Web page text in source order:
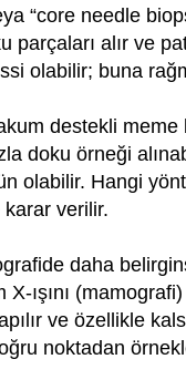
“core needle
parçaları alır ve
olabilir; buna
destekli
doku örneği
olabilir. Hangi
verilir.
daha
X-ışını
ve özellikle
noktadan